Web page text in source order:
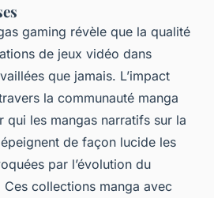
gaming révèle que la qualité
de jeux vidéo dans
que jamais. L’impact
la communauté manga
qui les mangas narratifs sur la
de façon lucide les
par l’évolution du
collections manga avec